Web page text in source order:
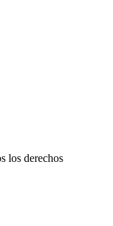
los derechos